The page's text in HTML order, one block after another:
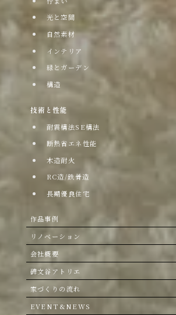
光と空間
自然素材
インテリア
緑とガーデン
構造
技術と性能
耐震構法SE構法
断熱省エネ性能
木造耐火
RC造/鉄骨造
長期優良住宅
作品事例
リノベーション
会社概要
碑文谷アトリエ
家づくりの流れ
EVENT&NEWS